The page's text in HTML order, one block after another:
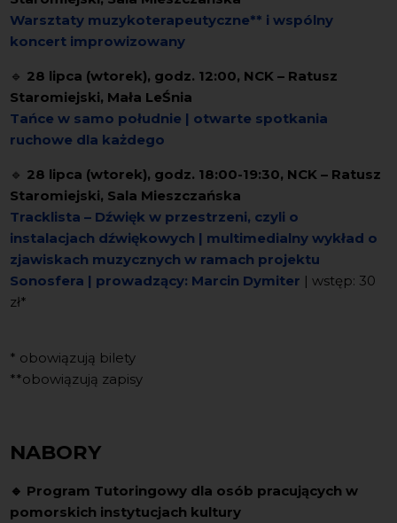
Warsztaty muzykoterapeutyczne** i wspólny
koncert improwizowany
🔹 28 lipca (wtorek), godz. 12:00, NCK – Ratusz
Staromiejski, Mała LeŚnia
Tańce w samo południe | otwarte spotkania
ruchowe dla każdego
🔹 28 lipca (wtorek), godz. 18:00-19:30, NCK – Ratusz
Staromiejski, Sala Mieszczańska
Tracklista – Dźwięk w przestrzeni, czyli o
instalacjach dźwiękowych | multimedialny wykład o
zjawiskach muzycznychw ramach projektu
Sonosfera | prowadzący: Marcin Dymiter | wstęp: 30
zł*
* obowiązują bilety
**obowiązują zapisy
NABORY
🔹 Program Tutoringowy dla osób pracujących w
pomorskich instytucjach kultury